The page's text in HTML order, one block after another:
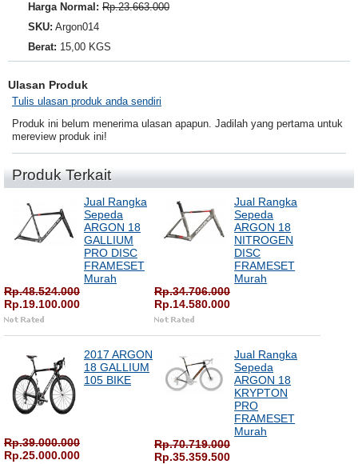
Harga Normal: Rp.23.663.000
SKU: Argon014
Berat: 15,00 KGS
Ulasan Produk
Tulis ulasan produk anda sendiri
Produk ini belum menerima ulasan apapun. Jadilah yang pertama untuk
mereview produk ini!
Produk Terkait
Jual Rangka
Sepeda
ARGON 18
GALLIUM
PRO DISC
FRAMESET
Murah
Rp.48.524.000
Rp.19.100.000
Jual Rangka
Sepeda
ARGON 18
NITROGEN
DISC
FRAMESET
Murah
Rp.34.706.000
Rp.14.580.000
2017 ARGON
18 GALLIUM
105 BIKE
Rp.39.000.000
Rp.25.000.000
Jual Rangka
Sepeda
ARGON 18
KRYPTON
PRO
FRAMESET
Murah
Rp.70.719.000
Rp.35.359.500